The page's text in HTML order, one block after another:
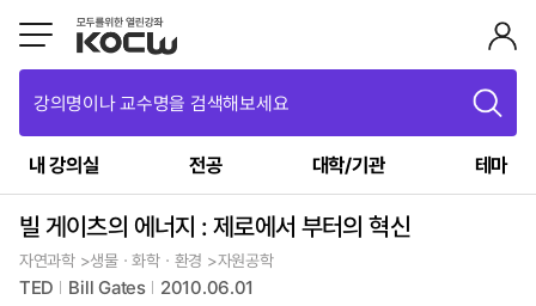
강의명이나 교수명을 검색해보세요
내 강의실 전공 대학/기관 테마
빌 게이츠의 에너지 : 제로에서 부터의 혁신
자연과학 >생물ㆍ화학ㆍ환경 >자원공학
TED Bill Gates 2010.06.01